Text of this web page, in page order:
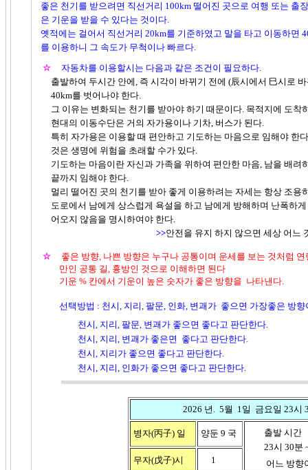
좋은 천기를 받으려면 직선거리 100km 떨어진 곳으로 여행 또는 출
은 기운을 받을 수 있다는 것이다.
옛적에는 걸어서 직선거리 20km를 기준하였고 말을 타고 이동하면
를 이용하니 그 속도가 무척이나 빠르다.
☆
자동차를 이용할시는 다음과 같은 조건이 필요하다.
출발하여 두시간 안에, 즉 시각이 바뀌기 전에 (辰시에서 巳시로 바
40km를 벗어나야 한다.
그 이유는 변화되는 천기를 받아야 하기 때문이다. 목적지에 도착
현대의 이동수단은 거의 자가용이나 기차, 버스가 된다.
특히 자가용은 이용할 때 편안하고 기도하는 마음으로 임해야 한
것은 생명에 위험을 초래할 수가 있다.
기도하는 마음이란 자신과 가족을 위하여 편안한 마음, 남을 배려
끝까지 임해야 한다.
멀리 떨어진 곳의 천기를 받아 좋게 이용하려는 자세는 항상 조용
도로에서 남에게 상스럽게 욕설을 하고 남에게 방해하며 난폭하게
어오지 않음을 명시하여야 한다.
>>안전을 유지 하지 않으면 세상 어느
☆
좋은 방향, 나쁜 방향은 누구나 공통이며 운세를 보는 것처럼
만인 공통 길, 흉방인 것으로 이해하면 된다
기운 % 칸에서 기운이 높은 숫자가 좋은 방향을 나타낸다.
선택방법 : 천시, 지리, 팔문, 인화, 변괘가 좋으면 가장좋은 방향
천시, 지리, 팔문, 변괘가 좋으면 좋다고 판단한다.
천시, 지리, 변괘가 좋은면 좋다고 판단한다.
천시, 지리가 좋으면 좋다고 판단한다.
천시, 지리, 인화가 좋으면 좋다고 판단한다.
2026 년. 5월 1일 금요일 23시 30
병자(丙子) 일 양둔 9 국
출발 시간
23시 30분 ~
어느 방향
무자(戊子)시 1